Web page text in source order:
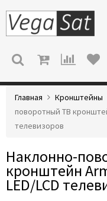
МЕНЮ
Главная Кронштейны
поворотный ТВ
телевизоров
Наклонно-
кронштейн
LED/LCD